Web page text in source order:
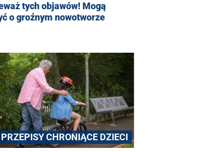
tych objawów! Mogą
o groźnym nowotworze
CHRONIĄCE DZIECI